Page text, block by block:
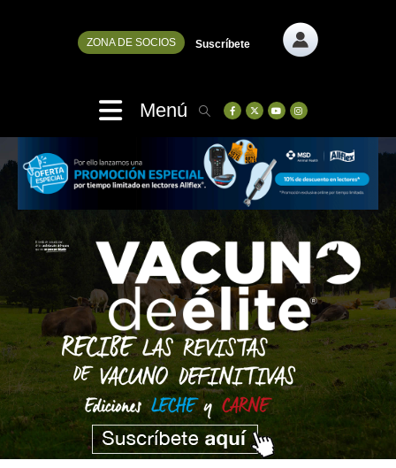
ZONA DE SOCIOS Suscríbete
Menú